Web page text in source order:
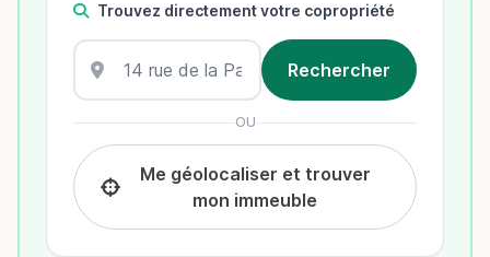
Trouvez directement votre copropriété
OU
Me géolocaliser et trouver
mon immeuble